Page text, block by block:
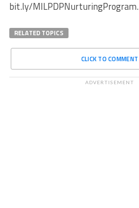
bit.ly/MILPDPNurturingProgram.
RELATED TOPICS
CLICK TO COMMENT
ADVERTISEMENT